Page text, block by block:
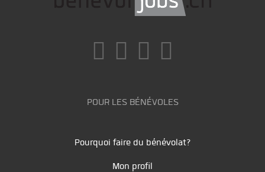
POUR LES BÉNÉVOLES
Pourquoi faire du bénévolat?
Mon profil